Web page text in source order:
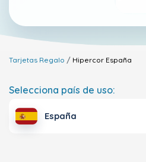
Tarjetas Regalo Hipercor España
Selecciona país de uso:
España